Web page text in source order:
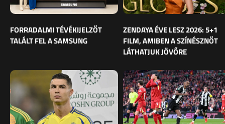
FORRADALMI TÉVÉKIJELZŐT
TALÁLT FEL A SAMSUNG
ZENDAYA ÉVE LESZ 2026: 5+1
FILM, AMIBEN A SZÍNÉSZNŐT
LÁTHATJUK JÖVŐRE